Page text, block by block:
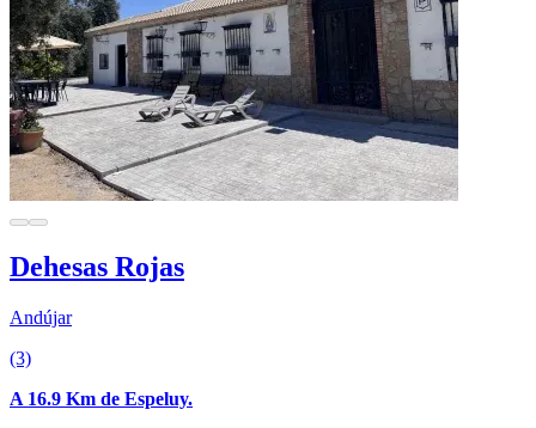
Dehesas Rojas
Andújar
(3)
A 16.9 Km de Espeluy.